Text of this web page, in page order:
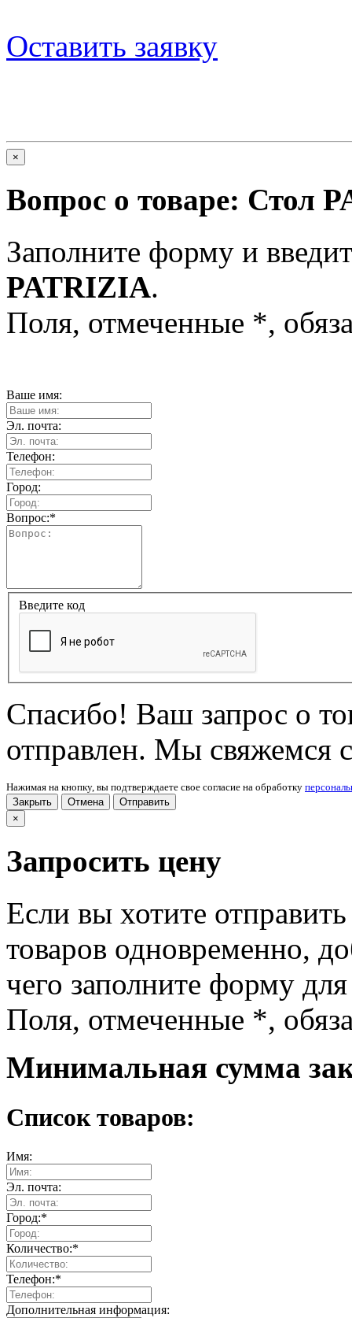
Оставить заявку
×
Вопрос о товаре: Стол
Заполните форму и
PATRIZIA.
Поля, отмеченные *,
Ваше имя:
Эл. почта:
Телефон:
Город:
Вопрос:*
Введите код
Спасибо! Ваш запрос о
отправлен. Мы свяжемся
Нажимая на кнопку, вы подтверждаете свое согласие на обработку
Закрыть
Отмена
Отправить
×
Запросить цену
Если вы хотите
товаров одновременно,
чего заполните форму
Поля, отмеченные *,
Минимальная сумма
Список товаров:
Имя:
Эл. почта:
Город:*
Количество:*
Телефон:*
Дополнительная информация: